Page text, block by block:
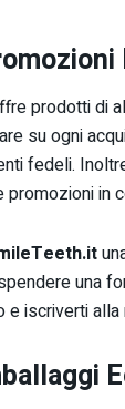
prodotti di
su ogni
fedeli.
in
una
iscriverti